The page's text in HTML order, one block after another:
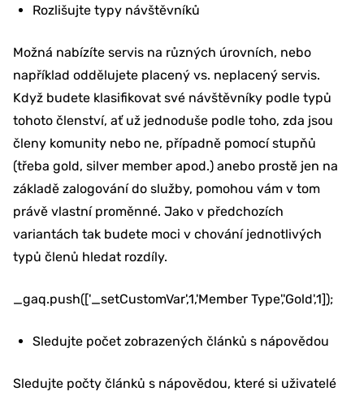
Rozlišujte typy návštěvníků
Možná nabízíte servis na různých úrovních, nebo
například oddělujete placený vs. neplacený servis.
Když budete klasifikovat své návštěvníky podle typů
tohoto členství, ať už jednoduše podle toho, zda jsou
členy komunity nebo ne, případně pomocí stupňů
(třeba gold, silver member apod.) anebo prostě jen na
základě zalogování do služby, pomohou vám v tom
právě vlastní proměnné. Jako v předchozích
variantách tak budete moci v chování jednotlivých
typů členů hledat rozdíly.
_gaq.push(['_setCustomVar',1,'Member Type','Gold',1]);
Sledujte počet zobrazených článků s nápovědou
Sledujte počty článků s nápovědou, které si uživatelé